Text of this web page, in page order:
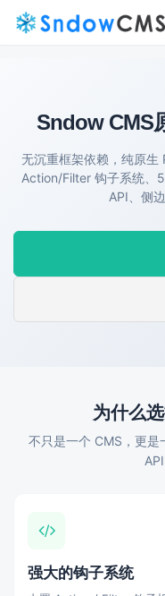
Sndow CMS
无沉重框架依赖，纯原生
Action/Filter 钩子系统、
API、侧
为什么
不只是一个 CMS，更是
强大的钩子系统